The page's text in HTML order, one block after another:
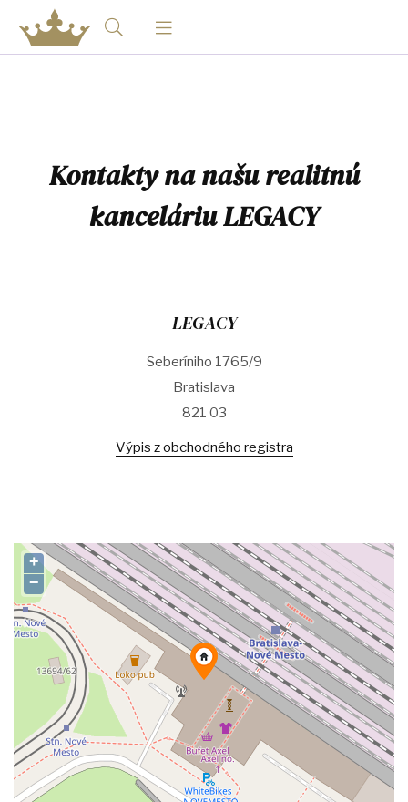
Kontakty na našu realitnú
kanceláriu LEGACY
LEGACY
Seberíniho 1765/9
Bratislava
821 03
Výpis z obchodného registra
+
−